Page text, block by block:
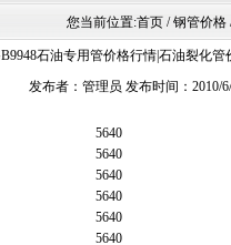
您当前位置:首页 / 钢管价格
石油专用管价格行情|石油裂化管
发布者：管理员 发布时间：2010/
5640
5640
5640
5640
5640
5640